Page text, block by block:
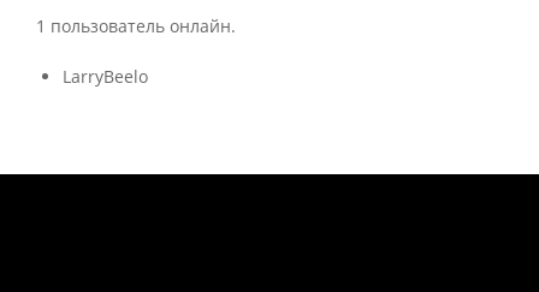
1 пользователь онлайн.
LarryBeelo